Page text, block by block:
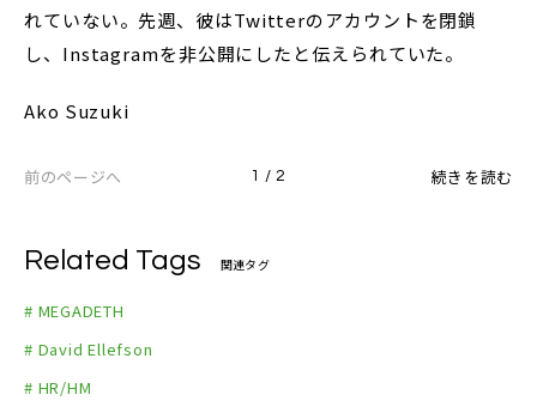
れていない。先週、彼はTwitterのアカウントを閉鎖
し、Instagramを非公開にしたと伝えられていた。
Ako Suzuki
前のページへ 1 / 2 続きを読む
Related Tags 関連タグ
# MEGADETH
# David Ellefson
# HR/HM